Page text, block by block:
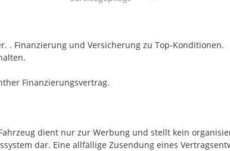
. Finanzierung und Versicherung zu Top-Konditionen.
Finanzierungsvertrag.
dient nur zur Werbung und stellt kein
dar. Eine allfällige Zusendung eines